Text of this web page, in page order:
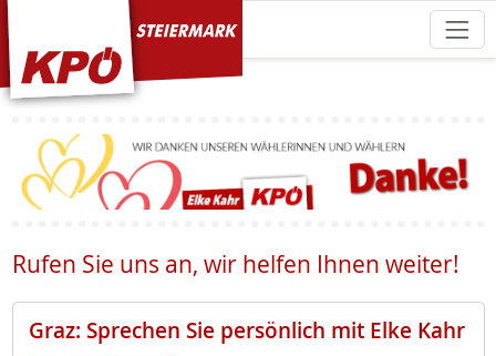
KPÖ Steiermark
Rufen Sie uns an, wir helfen Ihnen weiter!
Graz: Sprechen Sie persönlich mit Elke Kahr